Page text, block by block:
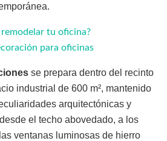
remodelar tu oficina?
para oficinas
se prepara dentro del recinto
industrial de 600 m², mantenido
arquitectónicas y
el techo abovedado, a los
ventanas luminosas de hierro